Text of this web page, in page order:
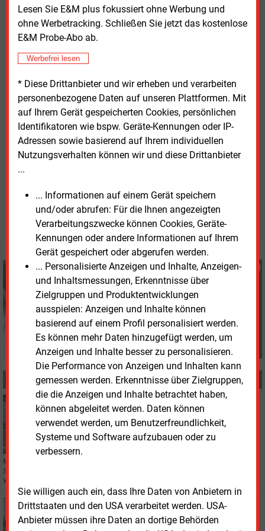
Lesen Sie E&M plus fokussiert ohne Werbung und
ohne Werbetracking. Schließen Sie jetzt das kostenlose
E&M Probe-Abo ab.
Werbefrei lesen
* Diese Drittanbieter und wir erheben und verarbeiten
personenbezogene Daten auf unseren Plattformen. Mit
auf Ihrem Gerät gespeicherten Cookies, persönlichen
Identifikatoren wie bspw. Geräte-Kennungen oder IP-
Adressen sowie basierend auf Ihrem individuellen
Nutzungsverhalten können wir und diese Drittanbieter
...
... Informationen auf einem Gerät speichern
und/oder abrufen: Für die Ihnen angezeigten
Verarbeitungszwecke können Cookies, Geräte-
Kennungen oder andere Informationen auf Ihrem
Gerät gespeichert oder abgerufen werden.
... Personalisierte Anzeigen und Inhalte, Anzeigen-
und Inhaltsmessungen, Erkenntnisse über
Zielgruppen und Produktentwicklungen
ausspielen: Anzeigen und Inhalte können
basierend auf einem Profil personalisiert werden.
Es können mehr Daten hinzugefügt werden, um
Anzeigen und Inhalte besser zu personalisieren.
Die Performance von Anzeigen und Inhalten kann
gemessen werden. Erkenntnisse über Zielgruppen,
die die Anzeigen und Inhalte betrachtet haben,
können abgeleitet werden. Daten können
verwendet werden, um Benutzerfreundlichkeit,
Systeme und Software aufzubauen oder zu
verbessern.
Sie willigen auch ein, dass Ihre Daten von Anbietern in
Drittstaaten und den USA verarbeitet werden. USA-
Anbieter müssen ihre Daten an dortige Behörden
Wärmequelle: gereinigtes Klarwasser aus dem
Klärwerk
Quellentemperatur: 12 bis 16 Grad (winterstabil)
Thermische Leistung: 30 MW
Jahreswärmeerzeugung: rund 130 GWh
Fernwärme-Vorlauftemperatur: rund 95 Grad
Versorgungspotenzial: rechnerisch 13.000
Haushalte
Anteil am Fernwärmebedarf Hannover: 7 bis 8
Prozent
G�nter Drewnitzky
© 2026 Energie & Management GmbH
Günter Drewnitzky
+49 (0) 8152 9311 15
G.Drewnitzky@energie-
und-management.de
MEHR ZUM THEMA
POLITIK
Kritik am StromVKG aus der Energiewirtschaft
Mehrere Energieverbände kritisieren den Entwurf des
Stromversorgungssicherungsgesetzes und fordern Anpassungen bei
Wettbewerb, Kosten und Technologieoffenheit.
Dienstag, 28.04.2026, 14:09
WÄRME